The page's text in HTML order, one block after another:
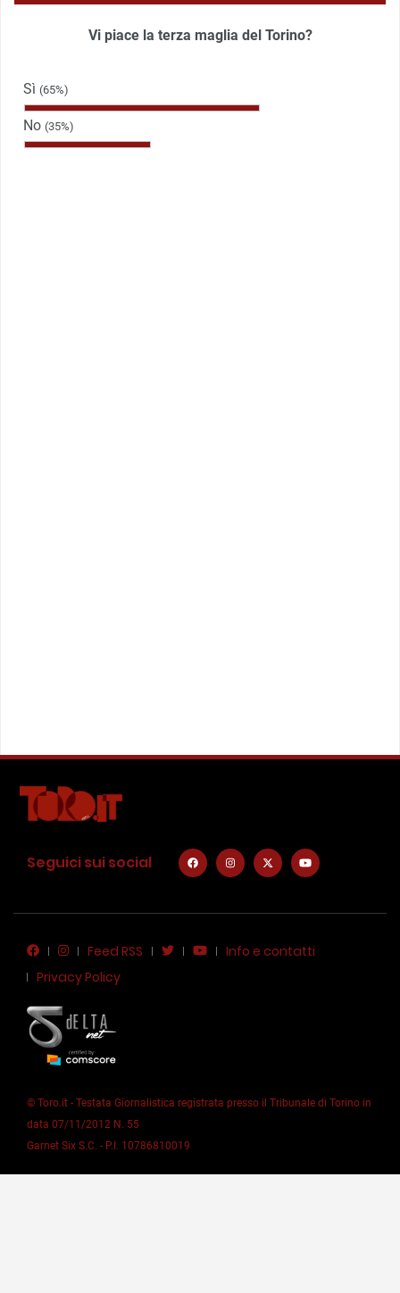
Vi piace la terza maglia del Torino?
Sì (65%)
No (35%)
Seguici sui social
Feed RSS
Info e contatti
Privacy Policy
© Toro.it - Testata Giornalistica registrata presso il Tribunale di Torino in
data 07/11/2012 N. 55
Garnet Six S.C. - P.I. 10786810019